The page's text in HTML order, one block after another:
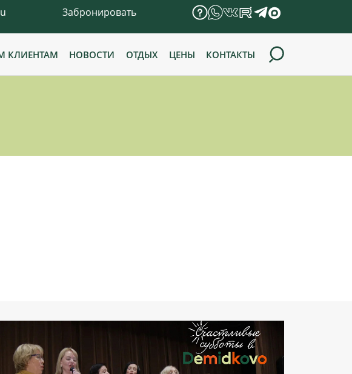
Забронировать
КЛИЕНТАМ НОВОСТИ ОТДЫХ ЦЕНЫ КОНТАКТЫ